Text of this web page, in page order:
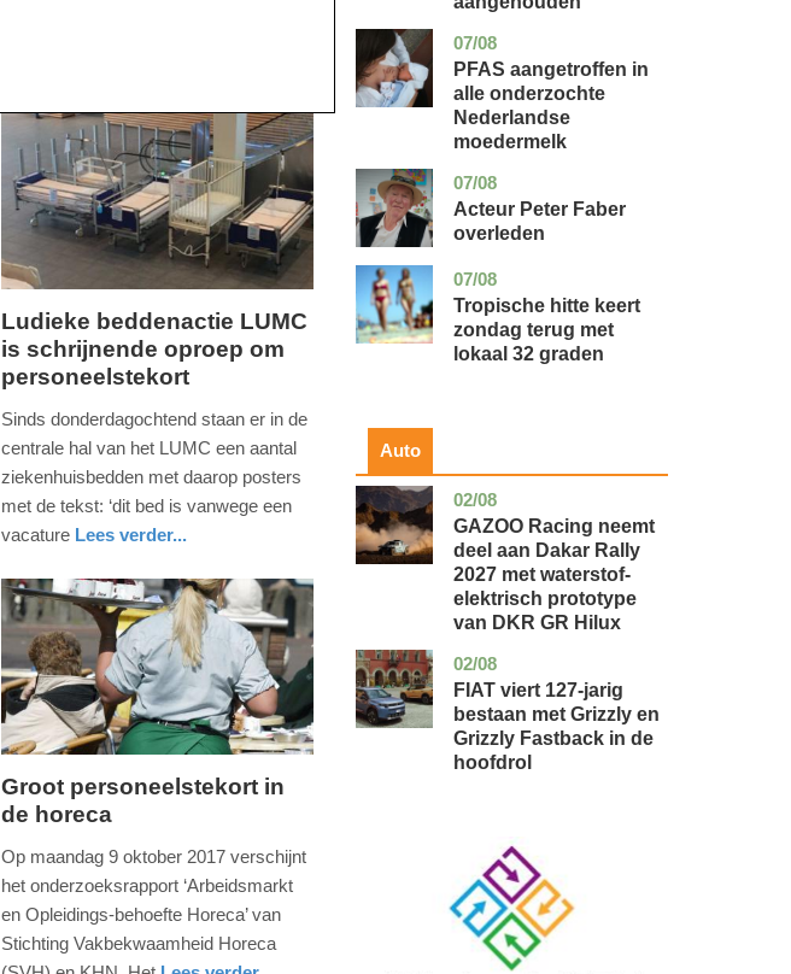
donderdag,
16.
09-
04-
2025
09:10
Ludieke beddenactie LUMC
is schrijnende oproep om
personeelstekort
Sinds donderdagochtend staan er in de
centrale hal van het LUMC een aantal
ziekenhuisbedden met daarop posters
met de tekst: ‘dit bed is vanwege een
vacature Lees verder...
holland
maandag,
oktober
Groot personeelstekort in
de horeca
Op maandag 9 oktober 2017 verschijnt
het onderzoeksrapport ‘Arbeidsmarkt
en Opleidings-behoefte Horeca’ van
Stichting Vakbekwaamheid Horeca
07/08
utrecht
gezondheid
PFAS aangetroffen in
alle onderzochte
Nederlandse
moedermelk
07/08
noord-
holland
glossy
Acteur Peter Faber
overleden
07/08
utrecht
nieuws
Tropische hitte keert
zondag terug met
lokaal 32 graden
Auto
02/08
auto
GAZOO Racing neemt
deel aan Dakar Rally
2027 met waterstof-
elektrisch prototype
van DKR GR Hilux
02/08
auto
FIAT viert 127-jarig
bestaan met Grizzly en
Grizzly Fastback in de
hoofdrol